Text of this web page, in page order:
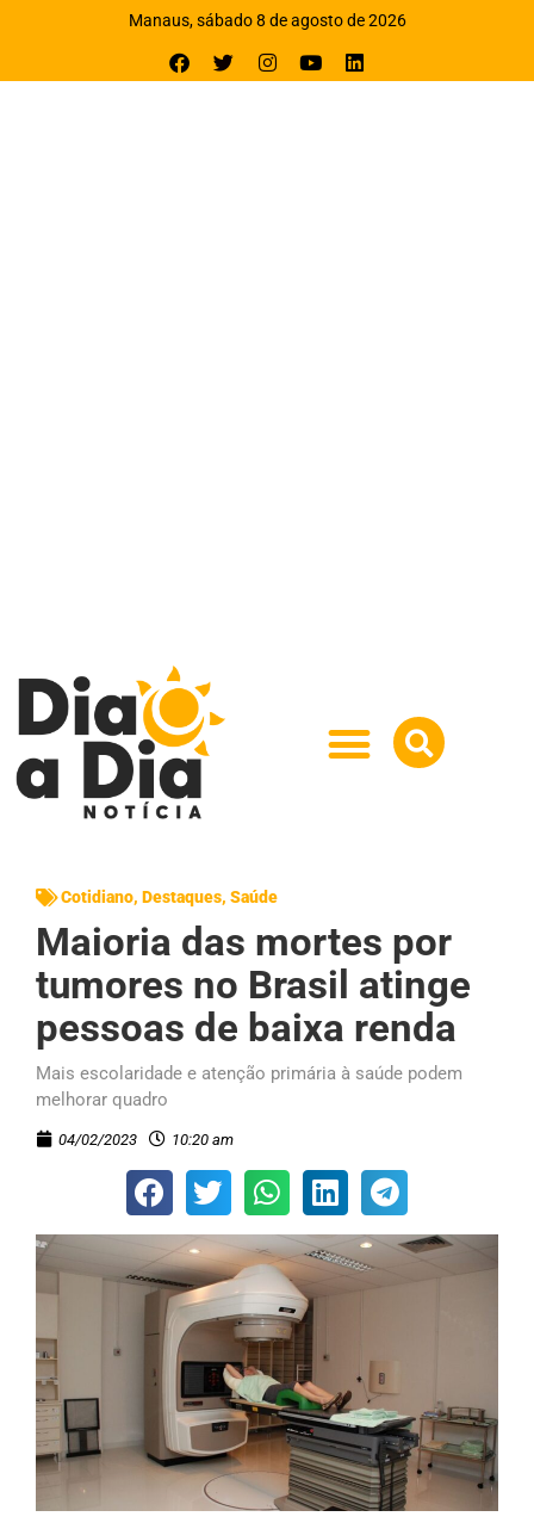
Manaus, sábado 8 de agosto de 2026
Cotidiano, Destaques, Saúde
Maioria das mortes por
tumores no Brasil atinge
pessoas de baixa renda
Mais escolaridade e atenção primária à saúde podem
melhorar quadro
04/02/2023 10:20 am